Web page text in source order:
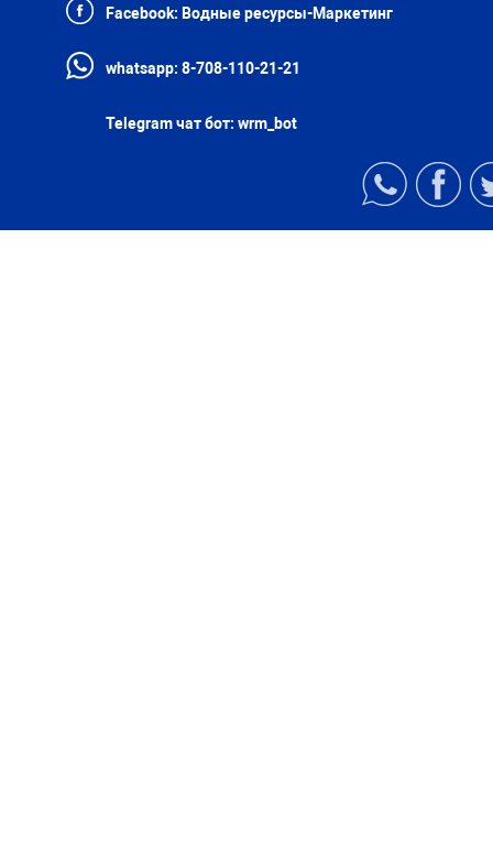
Facebook: Водные ресурсы-Маркетинг
whatsapp: 8-708-110-21-21
Telegram чат бот: wrm_bot